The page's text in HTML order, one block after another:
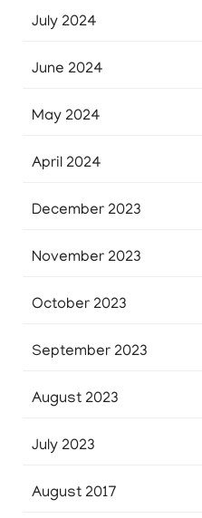
July 2024
June 2024
May 2024
April 2024
December 2023
November 2023
October 2023
September 2023
August 2023
July 2023
August 2017